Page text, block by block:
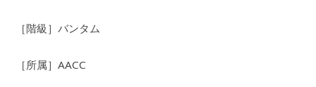
［階級］バンタム
［所属］AACC